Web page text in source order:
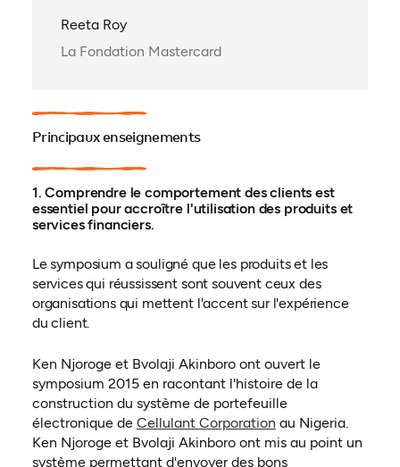
Reeta Roy
La Fondation Mastercard
Principaux enseignements
1. Comprendre le comportement des clients est
essentiel pour accroître l'utilisation des produits et
services financiers.
Le symposium a souligné que les produits et les
services qui réussissent sont souvent ceux des
organisations qui mettent l'accent sur l'expérience
du client.
Ken Njoroge et Bvolaji Akinboro ont ouvert le
symposium 2015 en racontant l'histoire de la
construction du système de portefeuille
électronique de Cellulant Corporation(ouvre dans un
au Nigeria.
Ken Njoroge et Bvolaji Akinboro ont mis au point un
système permettant d'envoyer des bons